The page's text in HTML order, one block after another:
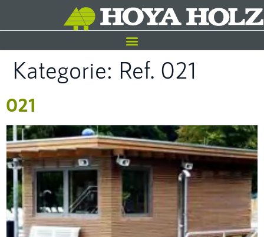
Kategorie: Ref. 021
021